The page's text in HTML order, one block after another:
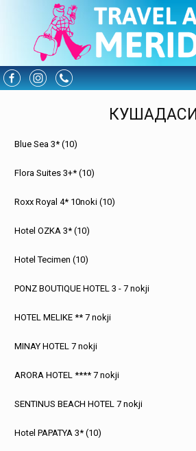
КУШАДАСИ
Blue Sea 3* (10)
Flora Suites 3+* (10)
Roxx Royal 4* 10noki (10)
Hotel OZKA 3* (10)
Hotel Tecimen (10)
PONZ BOUTIQUE HOTEL 3 - 7 nokji
HOTEL MELIKE ** 7 nokji
MINAY HOTEL 7 nokji
ARORA HOTEL **** 7 nokji
SENTINUS BEACH HOTEL 7 nokji
Hotel PAPATYA 3* (10)